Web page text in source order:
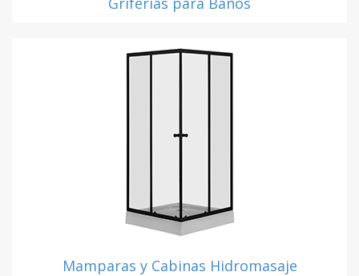
Mamparas y Cabinas Hidromasaje